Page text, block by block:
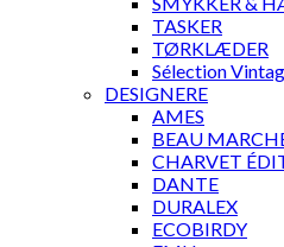
TASKER
TØRKLÆDER
Sélection
DESIGNERE
AMES
BEAU
CHARVET
DANTE
DURALEX
ECOBIRDY